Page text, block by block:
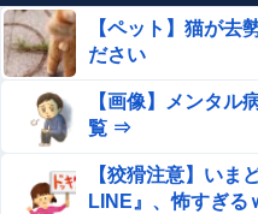
【ペット】猫が去
ださい
【画像】メンタル
覧 ⇒
【狡猾注意】いま
LINE』、怖すぎる